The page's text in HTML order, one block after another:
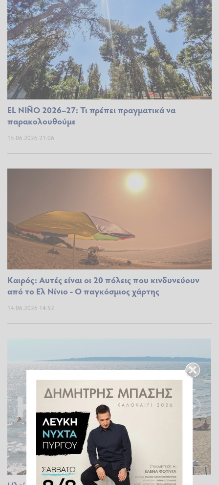
EL NIÑO 2026–27: Τι πρέπει πραγματικά να
παρακολουθούμε
15.06.2026 21:06
Καιρός: Αυτές είναι οι 20 πόλεις που κινδυνεύουν
από το Ελ Νίνιο - Ο παγκόσμιος χάρτης
14.06.2026 14:52